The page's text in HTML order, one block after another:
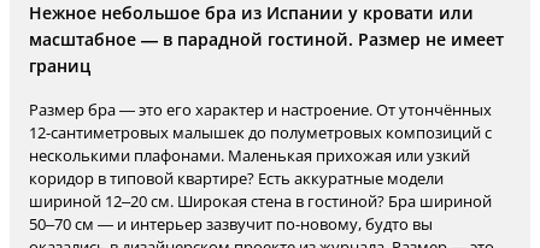
Нежное небольшое бра из Испании у кровати или
масштабное — в парадной гостиной. Размер не имеет
границ
Размер бра — это его характер и настроение. От утончённых
12-сантиметровых малышек до полуметровых композиций с
несколькими плафонами. Маленькая прихожая или узкий
коридор в типовой квартире? Есть аккуратные модели
шириной 12–20 см. Широкая стена в гостиной? Бра шириной
50–70 см — и интерьер зазвучит по-новому, будто вы